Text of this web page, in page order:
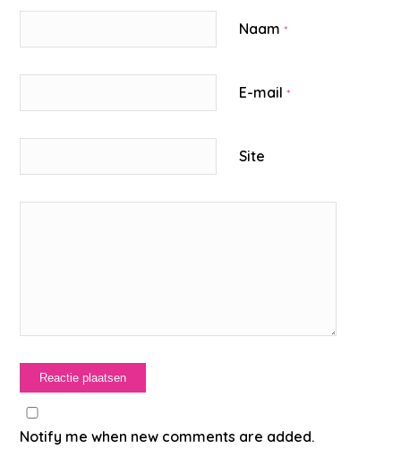
Naam*
E-mail*
Site
Notify me when new comments are added.